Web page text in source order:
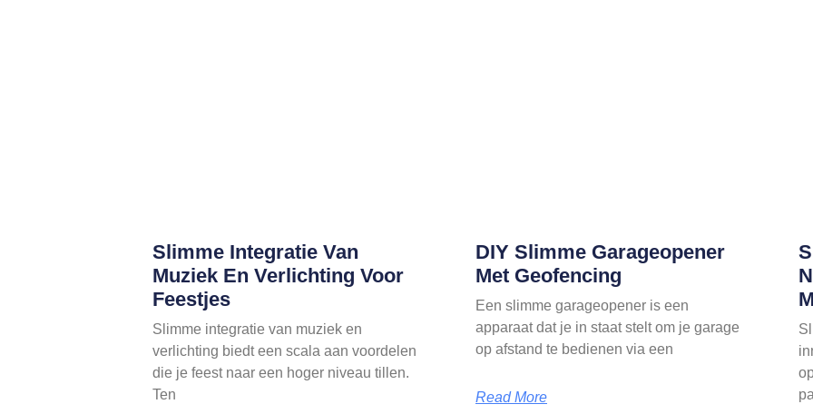
Slimme Integratie Van
Muziek En Verlichting Voor
Feestjes
Slimme integratie van muziek en
verlichting biedt een scala aan voordelen
die je feest naar een hoger niveau tillen.
Ten
DIY Slimme Garageopener
Met Geofencing
Een slimme garageopener is een
apparaat dat je in staat stelt om je garage
op afstand te bedienen via een
Read More